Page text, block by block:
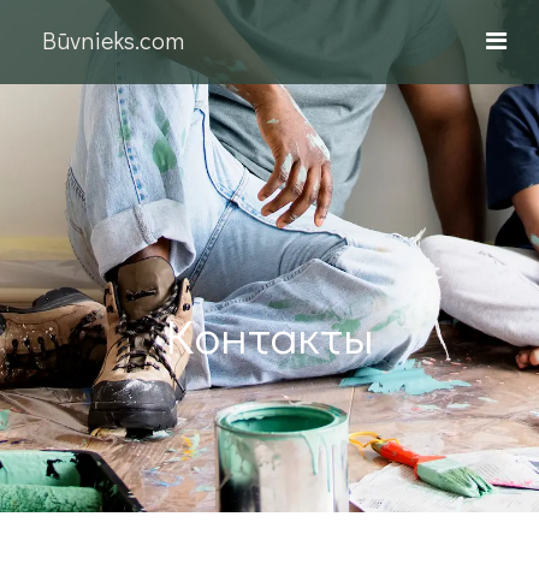
Būvnieks.com
Контакты